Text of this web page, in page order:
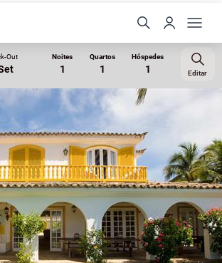
Out Noites
1
Quartos
1
Hóspedes
1 Editar